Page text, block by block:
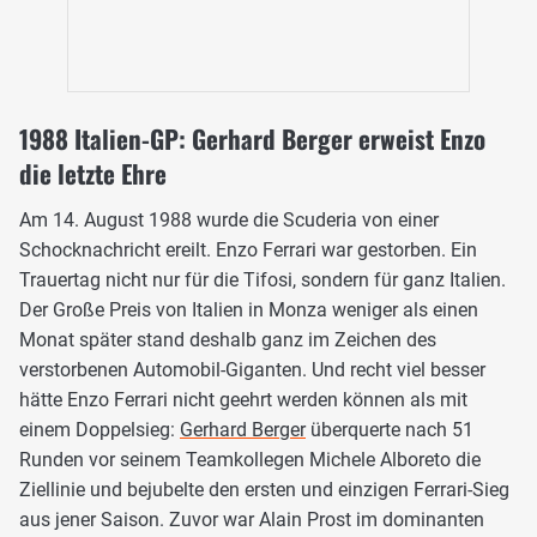
1988 Italien-GP: Gerhard Berger erweist Enzo
die letzte Ehre
Am 14. August 1988 wurde die Scuderia von einer
Schocknachricht ereilt. Enzo Ferrari war gestorben. Ein
Trauertag nicht nur für die Tifosi, sondern für ganz Italien.
Der Große Preis von Italien in Monza weniger als einen
Monat später stand deshalb ganz im Zeichen des
verstorbenen Automobil-Giganten. Und recht viel besser
hätte Enzo Ferrari nicht geehrt werden können als mit
einem Doppelsieg: Gerhard Bergerüberquerte nach 51
Runden vor seinem Teamkollegen Michele Alboreto die
Ziellinie und bejubelte den ersten und einzigen Ferrari-Sieg
aus jener Saison. Zuvor war Alain Prost im dominanten